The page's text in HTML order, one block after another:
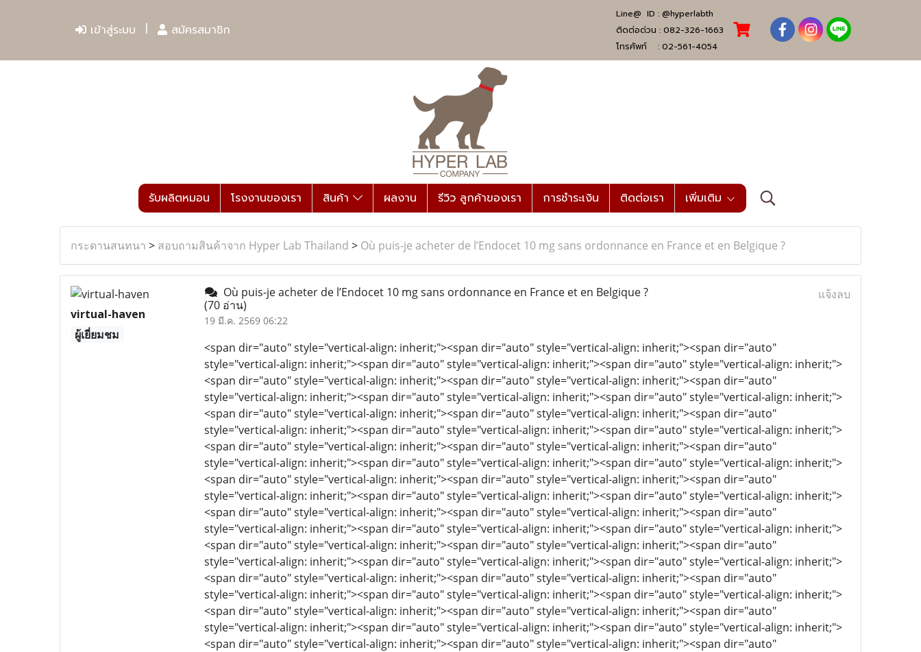
เข้าสู่ระบบ สมัครสมาชิก
Line@ ID : @hyperlabth
ติดต่อด่วน : 082-326-1663
โทรศัพท์ : 02-561-4054
รับผลิตหมอน โรงงานของเรา สินค้า ผลงาน รีวิว ลูกค้าของเรา การชำระเงิน ติดต่อเรา เพิ่มเติม
กระดานสนทนา > สอบถามสินค้าจาก Hyper Lab Thailand > Où puis-je acheter de l’Endocet 10 mg sans ordonnance en France et en Belgique ?
virtual-haven
ผู้เยี่ยมชม
Où puis-je acheter de l’Endocet 10 mg sans ordonnance en France et en Belgique ?
(70 อ่าน)
19 มี.ค. 2569 06:22
แจ้งลบ
<span dir="auto" style="vertical-align: inherit;"><span dir="auto" style="vertical-align: inherit;"><span dir="auto"
style="vertical-align: inherit;"><span dir="auto" style="vertical-align: inherit;"><span dir="auto" style="vertical-align: inherit;">
<span dir="auto" style="vertical-align: inherit;"><span dir="auto" style="vertical-align: inherit;"><span dir="auto"
style="vertical-align: inherit;"><span dir="auto" style="vertical-align: inherit;"><span dir="auto" style="vertical-align: inherit;">
<span dir="auto" style="vertical-align: inherit;"><span dir="auto" style="vertical-align: inherit;"><span dir="auto"
style="vertical-align: inherit;"><span dir="auto" style="vertical-align: inherit;"><span dir="auto" style="vertical-align: inherit;">
<span dir="auto" style="vertical-align: inherit;"><span dir="auto" style="vertical-align: inherit;"><span dir="auto"
style="vertical-align: inherit;"><span dir="auto" style="vertical-align: inherit;"><span dir="auto" style="vertical-align: inherit;">
<span dir="auto" style="vertical-align: inherit;"><span dir="auto" style="vertical-align: inherit;"><span dir="auto"
style="vertical-align: inherit;"><span dir="auto" style="vertical-align: inherit;"><span dir="auto" style="vertical-align: inherit;">
<span dir="auto" style="vertical-align: inherit;"><span dir="auto" style="vertical-align: inherit;"><span dir="auto"
style="vertical-align: inherit;"><span dir="auto" style="vertical-align: inherit;"><span dir="auto" style="vertical-align: inherit;">
<span dir="auto" style="vertical-align: inherit;"><span dir="auto" style="vertical-align: inherit;"><span dir="auto"
style="vertical-align: inherit;"><span dir="auto" style="vertical-align: inherit;"><span dir="auto" style="vertical-align: inherit;">
<span dir="auto" style="vertical-align: inherit;"><span dir="auto" style="vertical-align: inherit;"><span dir="auto"
style="vertical-align: inherit;"><span dir="auto" style="vertical-align: inherit;"><span dir="auto" style="vertical-align: inherit;">
<span dir="auto" style="vertical-align: inherit;"><span dir="auto" style="vertical-align: inherit;"><span dir="auto"
style="vertical-align: inherit;"><span dir="auto" style="vertical-align: inherit;"><span dir="auto" style="vertical-align: inherit;">
<span dir="auto" style="vertical-align: inherit;"><span dir="auto" style="vertical-align: inherit;"><span dir="auto"